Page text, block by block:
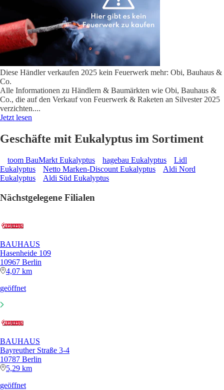
Diese Händler verkaufen 2025 kein Feuerwerk mehr: Obi, Bauhaus &
Co.
Alle Informationen zu Händlern & Baumärkten wie Obi, Bauhaus &
Co., die auf den Verkauf von Feuerwerk & Raketen an Silvester 2025
verzichten....
Jetzt lesen
Geschäfte mit Eukalyptus im Sortiment
toom BauMarkt Eukalyptus hagebau Eukalyptus
Lidl
Eukalyptus
Netto Marken-Discount Eukalyptus
Aldi Nord
Eukalyptus
Aldi Süd Eukalyptus
Nächstgelegene Filialen
BAUHAUS
Hasenheide 109
10967 Berlin
4,07 km
geöffnet
BAUHAUS
Bayreuther Straße 3-4
10787 Berlin
5,29 km
geöffnet